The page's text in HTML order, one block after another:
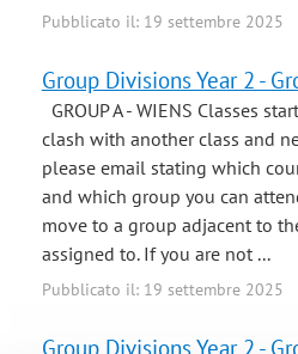
Pubblicato il: 19 settembre 2025
Group Divisions Year 2 -
GROUP A - WIENS Classes
clash with another class and
please email stating which
and which group you can
move to a group adjacent to
assigned to. If you are not ...
Pubblicato il: 19 settembre 2025
Group Divisions Year 2 -